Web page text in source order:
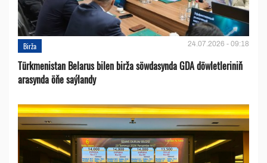
Birža 24.07.2026 - 09:18
Türkmenistan Belarus bilen birža söwdasynda GDA döwletleriniň
arasynda öňe saýlandy